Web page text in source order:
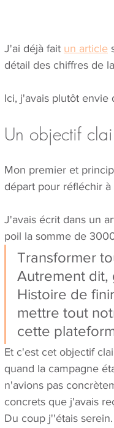
J'ai déjà fait un article
détail des chiffres de
Ici, j'avais plutôt
Un objectif
Mon premier et
départ pour réfléchir
J'avais écrit dans un
poil la somme de
Transformer
Autrement dit,
Histoire de
mettre tout
cette
Et c'est cet objectif
quand la campagne
n'avions pas
concrets que j'avais
Du coup j''étais serein.